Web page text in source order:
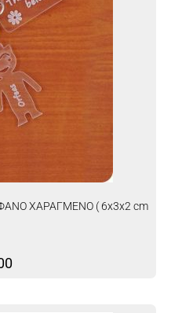
ΧΑΡΑΓΜΕΝΟ ( 6x3x2 cm